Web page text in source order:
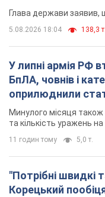
Глава держави заявив,
5.08.2026 18:04 138,3 т.
У липні армія РФ
БпЛА, човнів і
оприлюднили
Минулого місяця також
та кількість уражень на
11 годин тому 5,0 т.
"Потрібні швидкі
Корецький